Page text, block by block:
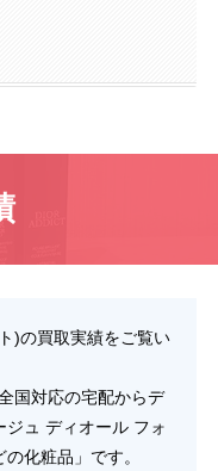
)の買取実績をご覧い
国対応の宅配からデ
ジュ ディオール フォ
化粧品」です。